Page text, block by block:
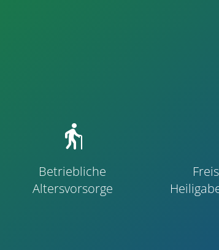
elderly
Betriebliche
Altersvorsorge